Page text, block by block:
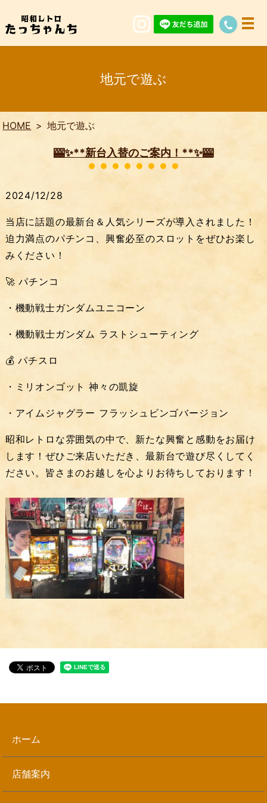
地元で遊ぶ
HOME 地元で遊ぶ
🎰✨**新台入替のご案内！**✨🎰
2024/12/28
当店に話題の最新台＆人気シリーズが導入されました！
迫力満点のパチンコ、興奮必至のスロットをぜひお楽し
みください！
🚀パチンコ
・機動戦士ガンダムユニコーン
・機動戦士ガンダム ラストシューティング
💰パチスロ
・ミリオンゴット 神々の凱旋
・アイムジャグラー フラッシュビンゴバージョン
昭和レトロな雰囲気の中で、新たな興奮と感動をお届け
します！ぜひご来店いただき、最新台で遊び尽くしてく
ださい。皆さまのお越しを心よりお待ちしております！
ホーム
店舗案内